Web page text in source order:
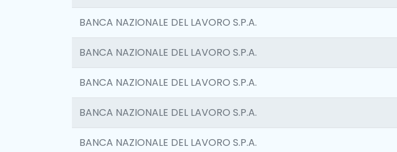
BANCA NAZIONALE DEL LAVORO S.P.A.
BANCA NAZIONALE DEL LAVORO S.P.A.
BANCA NAZIONALE DEL LAVORO S.P.A.
BANCA NAZIONALE DEL LAVORO S.P.A.
BANCA NAZIONALE DEL LAVORO S.P.A.